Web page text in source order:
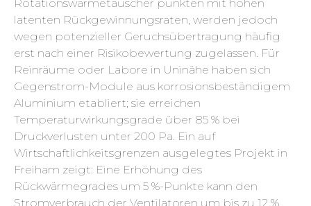
Rotationswärmetauscher punkten mit hohen
latenten Rückgewinnungsraten, werden jedoch
wegen potenzieller Geruchsübertragung häufig
erst nach einer Risikobewertung zugelassen. Für
Reinräume oder Labore in Uninähe haben sich
Gegenstrom-Module aus korrosionsbeständigem
Aluminium etabliert; sie erreichen
Temperaturwirkungsgrade über 85 % bei
Druckverlusten unter 200 Pa. Ein auf
Wirtschaftlichkeitsgrenzen ausgelegtes Projekt in
Freiham zeigt: Eine Erhöhung des
Rückwärmegrades um 5 %-Punkte kann den
Stromverbrauch der Ventilatoren um bis zu 12 %